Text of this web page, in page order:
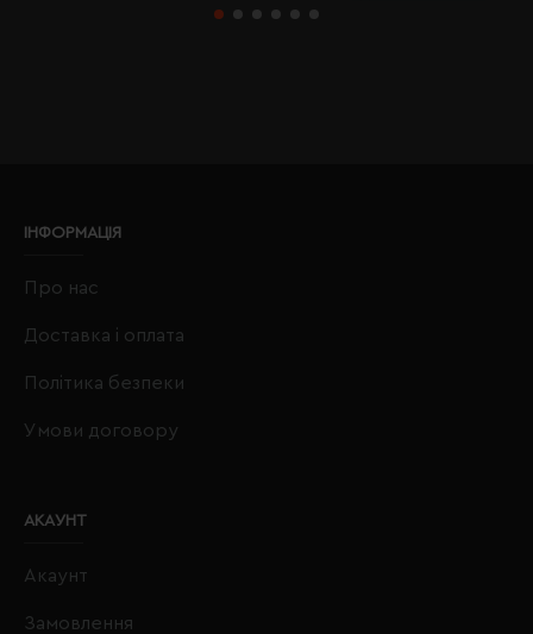
ІНФОРМАЦІЯ
Про нас
Доставка і оплата
Політика безпеки
Умови договору
АКАУНТ
Акаунт
Замовлення